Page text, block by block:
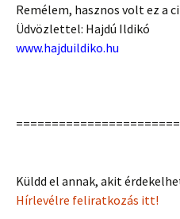
Remélem, hasznos volt ez a
Üdvözlettel: Hajdú Ildikó
www.hajduildiko.hu
Küldd el annak, akit
Hírlevélre feliratkozás itt!